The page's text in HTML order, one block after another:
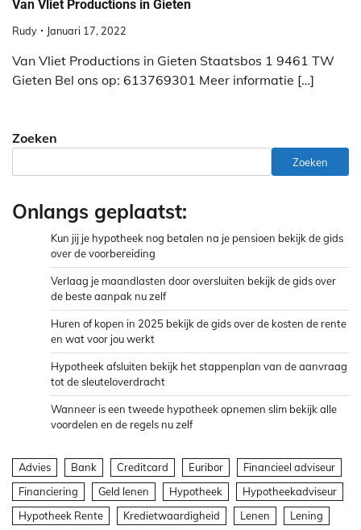
Van Vliet Productions in Gieten
Rudy Januari 17, 2022
Van Vliet Productions in Gieten Staatsbos 1 9461 TW
Gieten Bel ons op: 613769301 Meer informatie […]
Zoeken
Zoeken
Onlangs geplaatst:
Kun jij je hypotheek nog betalen na je pensioen bekijk de gids
over de voorbereiding
Verlaag je maandlasten door oversluiten bekijk de gids over
de beste aanpak nu zelf
Huren of kopen in 2025 bekijk de gids over de kosten de rente
en wat voor jou werkt
Hypotheek afsluiten bekijk het stappenplan van de aanvraag
tot de sleuteloverdracht
Wanneer is een tweede hypotheek opnemen slim bekijk alle
voordelen en de regels nu zelf
Advies Bank Creditcard Euribor
Financieel adviseur
Financiering
Geld lenen Hypotheek
Hypotheekadviseur
Hypotheek Rente
Kredietwaardigheid Lenen
Lening